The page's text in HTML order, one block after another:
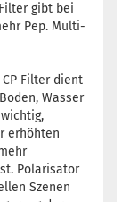
gibt bei
Pep. Multi-
CP Filter dient
Wasser
erhöhten
Polarisator
Szenen